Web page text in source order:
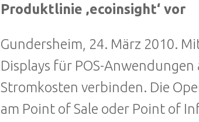
Produktlinie ‚ecoinsight‘ vor
Gundersheim, 24. März 2010.
Displays für POS-
Stromkosten verbinden. Die
am Point of Sale oder Point of